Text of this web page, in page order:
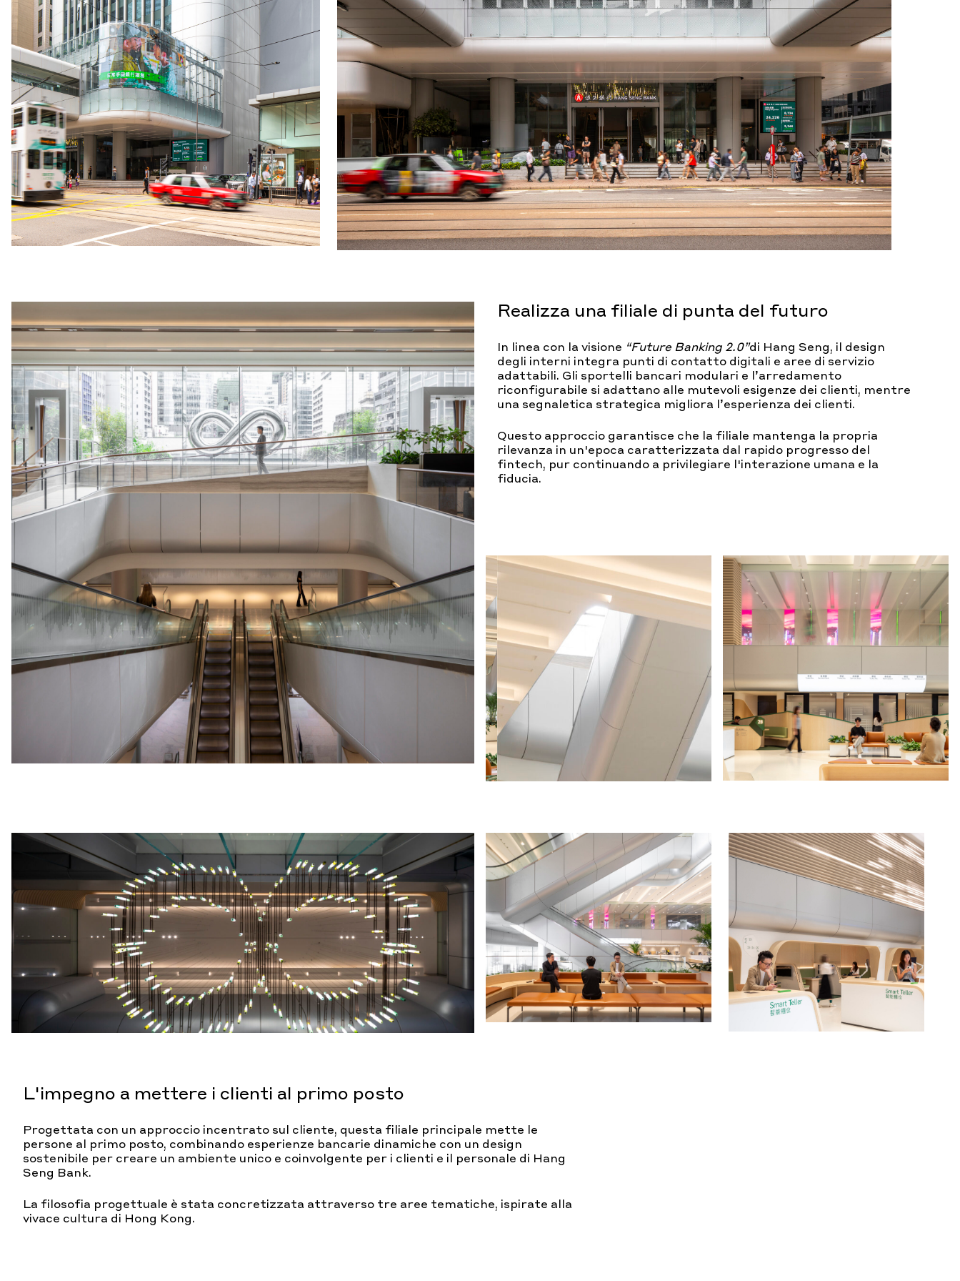
Realizza una filiale di punta del futuro
In linea con la visione “Future Banking 2.0”di Hang Seng, il design
degli interni integra punti di contatto digitali e aree di servizio
adattabili. Gli sportelli bancari modulari e l’arredamento
riconfigurabile si adattano alle mutevoli esigenze dei clienti, mentre
una segnaletica strategica migliora l’esperienza dei clienti.
Questo approccio garantisce che la filiale mantenga la propria
rilevanza in un'epoca caratterizzata dal rapido progresso del
fintech, pur continuando a privilegiare l'interazione umana e la
fiducia.
L'impegno a mettere i clienti al primo posto
Progettata con un approccio incentrato sul cliente, questa filiale principale mette le
persone al primo posto, combinando esperienze bancarie dinamiche con un design
sostenibile per creare un ambiente unico e coinvolgente per i clienti e il personale di Hang
Seng Bank.
La filosofia progettuale è stata concretizzata attraverso tre aree tematiche, ispirate alla
vivace cultura di Hong Kong.